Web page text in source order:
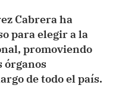
Cabrera ha
para elegir a la
promoviendo
órganos
de todo el país.